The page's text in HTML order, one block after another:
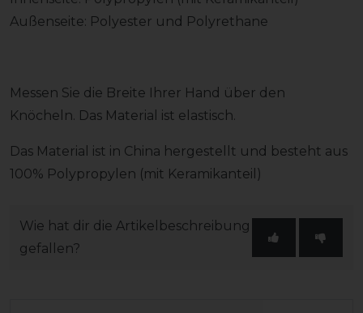
Außenseite: Polyester und Polyrethane
Messen Sie die Breite Ihrer Hand über den
Knöcheln. Das Material ist elastisch.
Das Material ist in China hergestellt und besteht aus
100% Polypropylen (mit Keramikanteil)
Wie hat dir die Artikelbeschreibung
gefallen?